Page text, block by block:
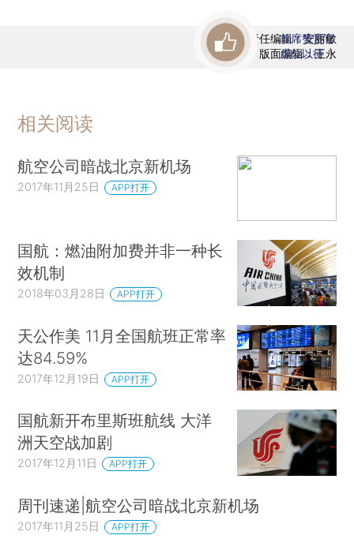
责任编辑：安丽敏
版面编辑：王永
首席赞赏官
虚位以待
相关阅读
航空公司暗战北京新机场
2017年11月25日 APP打开
国航：燃油附加费并非一种长
效机制
2018年03月28日 APP打开
天公作美 11月全国航班正常率
达84.59%
2017年12月19日 APP打开
国航新开布里斯班航线 大洋
洲天空战加剧
2017年12月11日 APP打开
周刊速递|航空公司暗战北京新机场
2017年11月25日 APP打开